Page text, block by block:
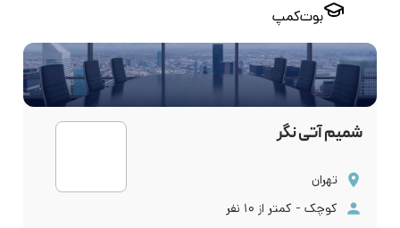
بوت‌کمپ
شمیم آتی نگر
تهران
کوچک - کمتر از ۱۰ نفر